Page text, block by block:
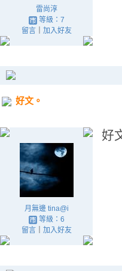
雷尚淳
等級：7
留言｜ 加入好友
好文。
月無邊 tina@i
等級：6
留言｜ 加入好友
好